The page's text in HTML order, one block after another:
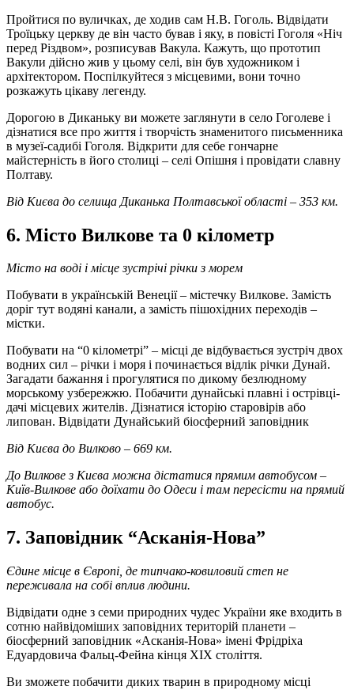
Пройтися по вуличках, де ходив сам Н.В. Гоголь. Відвідати
Троїцьку церкву де він часто бував і яку, в повісті Гоголя «Ніч
перед Різдвом», розписував Вакула. Кажуть, що прототип
Вакули дійсно жив у цьому селі, він був художником і
архітектором. Поспілкуйтеся з місцевими, вони точно
розкажуть цікаву легенду.
Дорогою в Диканьку ви можете заглянути в село Гоголеве і
дізнатися все про життя і творчість знаменитого письменника
в музеї-садибі Гоголя. Відкрити для себе гончарне
майстерність в його столиці – селі Опішня і провідати славну
Полтаву.
Від Києва до селища Диканька Полтавської області – 353 км.
6. Місто Вилкове та 0 кілометр
Місто на воді і місце зустрічі річки з морем
Побувати в українській Венеції – містечку Вилкове. Замість
доріг тут водяні канали, а замість пішохідних переходів –
містки.
Побувати на “0 кілометрі” – місці де відбувається зустріч двох
водних сил – річки і моря і починається відлік річки Дунай.
Загадати бажання і прогулятися по дикому безлюдному
морському узбережжю. Побачити дунайські плавні і острівці-
дачі місцевих жителів. Дізнатися історію старовірів або
липован. Відвідати Дунайський біосферний заповідник
Від Києва до Вилково – 669 км.
До Вилкове з Києва можна дістатися прямим автобусом –
Київ-Вилкове або доїхати до Одеси і там пересісти на прямий
автобус.
7. Заповідник “Асканія-Нова”
Єдине місце в Європі, де типчако-ковиловий степ не
переживала на собі вплив людини.
Відвідати одне з семи природних чудес України яке входить в
сотню найвідоміших заповідних територій планети –
біосферний заповідник «Асканія-Нова» імені Фрідріха
Едуардовича Фальц-Фейна кінця XIX століття.
Ви зможете побачити диких тварин в природному місці